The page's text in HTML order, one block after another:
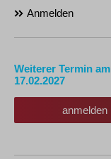
Anmelden
Weiterer Termin am
17.02.2027
anmelden